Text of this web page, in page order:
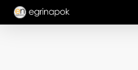
Skip